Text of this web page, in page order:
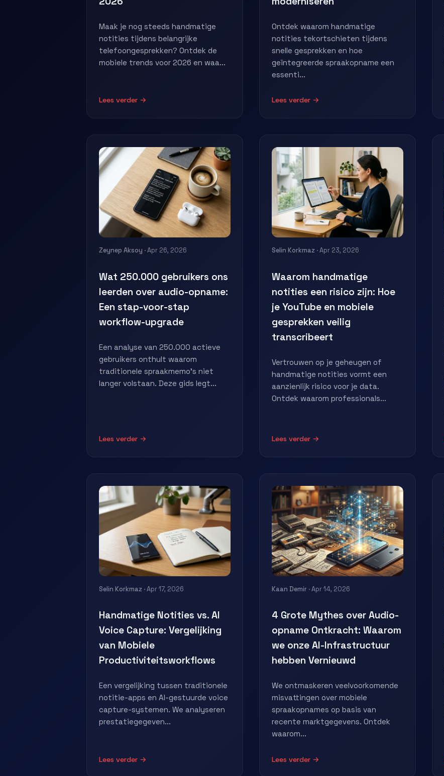
Maak je nog steeds handmatige
notities tijdens belangrijke
telefoongesprekken? Ontdek de
mobiele trends voor 2026 en waa...
Lees verder →
Ontdek waarom handmatige
notities tekortschieten tijdens
snelle gesprekken en hoe
geïntegreerde spraakopname een
essenti...
Lees verder →
Zeynep Aksoy · Apr 26, 2026
Wat 250.000 gebruikers ons
leerden over audio-opname:
Een stap-voor-stap
workflow-upgrade
Een analyse van 250.000 actieve
gebruikers onthult waarom
traditionele spraakmemo's niet
langer volstaan. Deze gids legt...
Lees verder →
Selin Korkmaz · Apr 23, 2026
Waarom handmatige
notities een risico zijn: Hoe
je YouTube en mobiele
gesprekken veilig
transcribeert
Vertrouwen op je geheugen of
handmatige notities vormt een
aanzienlijk risico voor je data.
Ontdek waarom professionals...
Lees verder →
Selin Korkmaz · Apr 17, 2026
Handmatige Notities vs. AI
Voice Capture: Vergelijking
van Mobiele
Productiviteitsworkflows
Een vergelijking tussen traditionele
notitie-apps en AI-gestuurde voice
capture-systemen. We analyseren
prestatiegegeven...
Lees verder →
Kaan Demir · Apr 14, 2026
4 Grote Mythes over Audio-
opname Ontkracht: Waarom
we onze AI-Infrastructuur
hebben Vernieuwd
We ontmaskeren veelvoorkomende
misvattingen over mobiele
spraakopnames op basis van
recente marktgegevens. Ontdek
waarom...
Lees verder →